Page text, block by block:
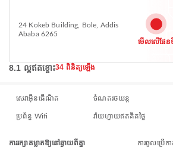
24 Kokeb Building, Bole, Addis
Ababa 6265
មើលលើផែន
8.1 ល្អឥតខ្ចោះ34 ពិនិត្យឡើង
សេវាអ៊ីនធើណិត ចំណតរថយន្ត
ប្រព័ន្ធ Wifi វ៉ាយហ្វាយឥតគិតថ្លៃ
ការរក្សាគម្លាតឱ្យនៅឆ្ងាយពីគ្នា ការចូលប្រើកា